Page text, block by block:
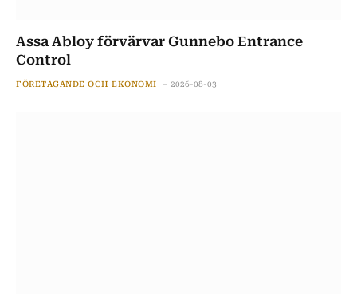
Assa Abloy förvärvar Gunnebo Entrance
Control
FÖRETAGANDE OCH EKONOMI 2026-08-03